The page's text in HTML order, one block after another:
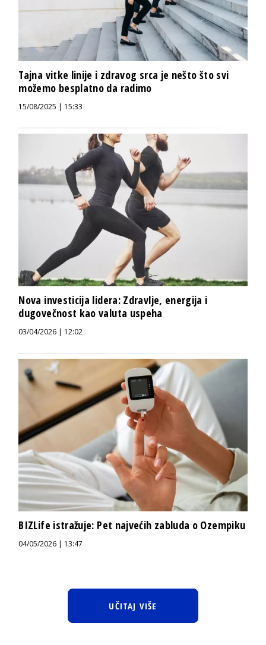
Tajna vitke linije i zdravog srca je nešto što svi
možemo besplatno da radimo
15/08/2025 | 15:33
Nova investicija lidera: Zdravlje, energija i
dugovečnost kao valuta uspeha
03/04/2026 | 12:02
BIZLife istražuje: Pet najvećih zabluda o Ozempiku
04/05/2026 | 13:47
UČITAJ VIŠE